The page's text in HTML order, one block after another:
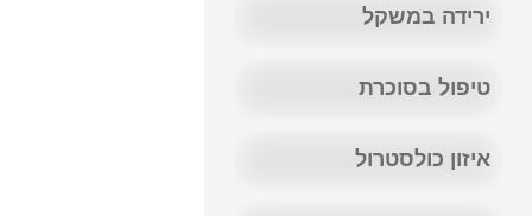
ירידה במשקל
טיפול בסוכרת
איזון כולסטרול